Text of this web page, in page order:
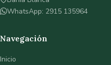
WhatsApp: 2915 135964
Navegación
Inicio